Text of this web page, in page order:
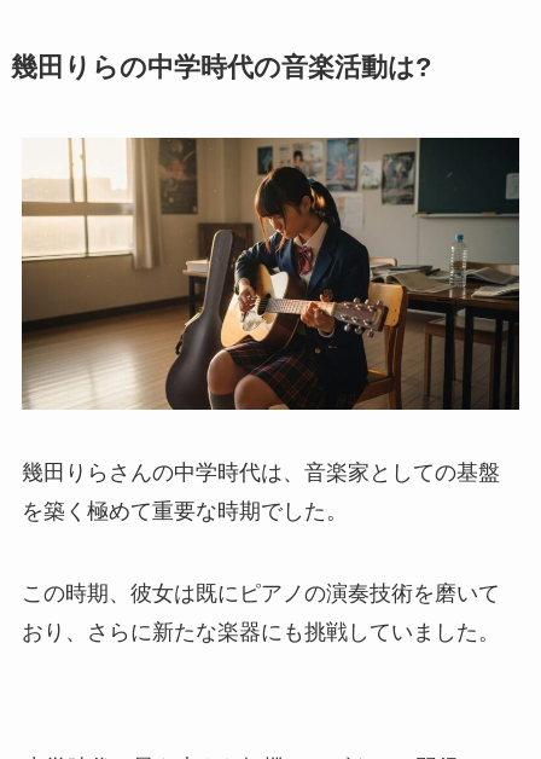
幾田りらの中学時代の音楽活動は?
幾田りらさんの中学時代は、音楽家としての基盤
を築く極めて重要な時期でした。
この時期、彼女は既にピアノの演奏技術を磨いて
おり、さらに新たな楽器にも挑戦していました。